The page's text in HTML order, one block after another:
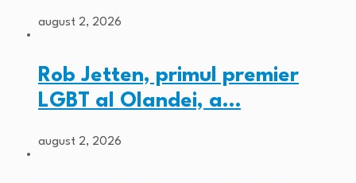
august 2, 2026
Rob Jetten, primul premier
LGBT al Olandei, a…
august 2, 2026